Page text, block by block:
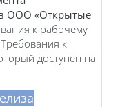
ООО «Открытые
к рабочему
к
доступен на